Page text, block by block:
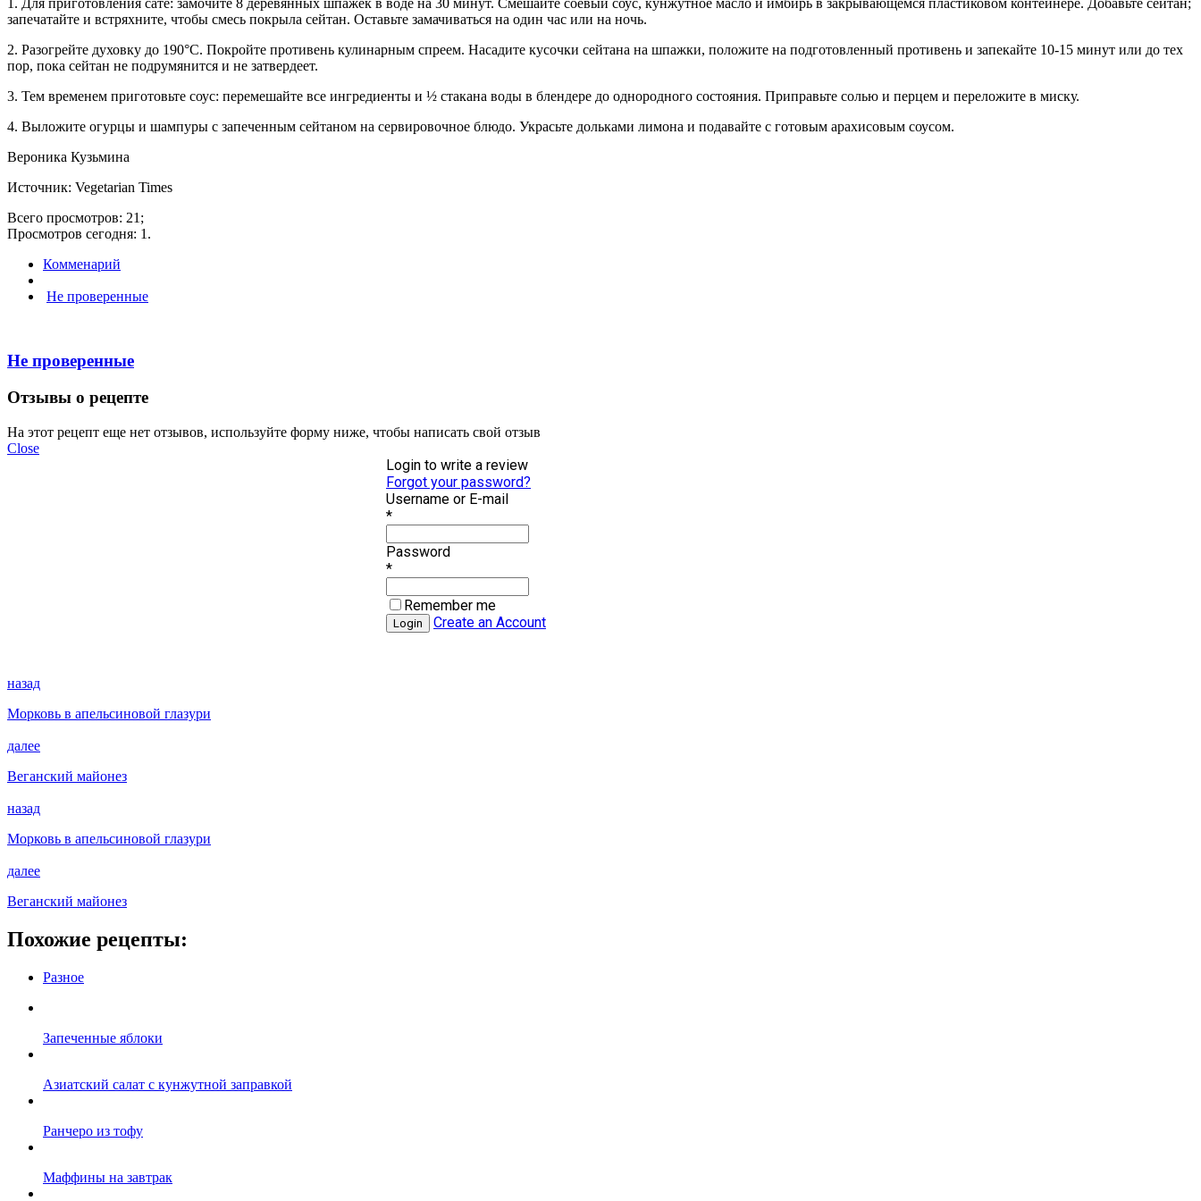
запечатайте и встряхните, чтобы смесь покрыла сейтан. Оставьте замачиваться на один час или на ночь.
2. Разогрейте духовку до 190°C. Покройте противень кулинарным спреем. Насадите кусочки сейтана на шпажки, положите на подготовленный противень и запекайте 10-15 минут или до тех
пор, пока сейтан не подрумянится и не затвердеет.
3. Тем временем приготовьте соус: перемешайте все ингредиенты и ½ стакана воды в блендере до однородного состояния. Приправьте солью и перцем и переложите в миску.
4. Выложите огурцы и шампуры с запеченным сейтаном на сервировочное блюдо. Украсьте дольками лимона и подавайте с готовым арахисовым соусом.
Вероника Кузьмина
Источник: Vegetarian Times
Всего просмотров: 21;
Просмотров сегодня: 1.
Комменарий
Не проверенные
Не проверенные
Отзывы о рецепте
На этот рецепт еще нет отзывов, используйте форму ниже, чтобы написать свой отзыв
Close
Login to write a review
Forgot your password?
Username or E-mail
*
Password
*
Remember me
Create an Account
назад
Морковь в апельсиновой глазури
далее
Веганский майонез
назад
Морковь в апельсиновой глазури
далее
Веганский майонез
Похожие рецепты:
Разное
Запеченные яблоки
Азиатский салат с кунжутной заправкой
Ранчеро из тофу
Маффины на завтрак